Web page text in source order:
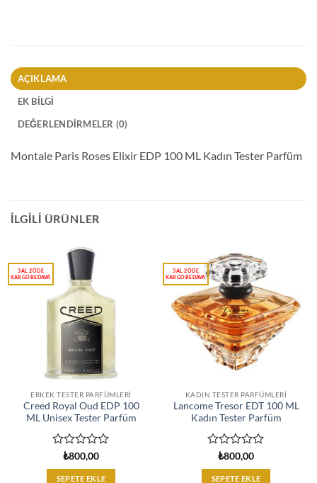
AÇIKLAMA
EK BILGI
DEĞERLENDIRMELER (0)
Montale Paris Roses Elixir EDP 100 ML Kadın Tester Parfüm
İLGILI ÜRÜNLER
ERKEK TESTER PARFÜMLERI
Creed Royal Oud EDP 100
ML Unisex Tester Parfüm
üzerinden
0
₺800,00
SEPETE EKLE
KADIN TESTER PARFÜMLERI
Lancome Tresor EDT 100 ML
Kadın Tester Parfüm
üzerinden
0
₺800,00
SEPETE EKLE